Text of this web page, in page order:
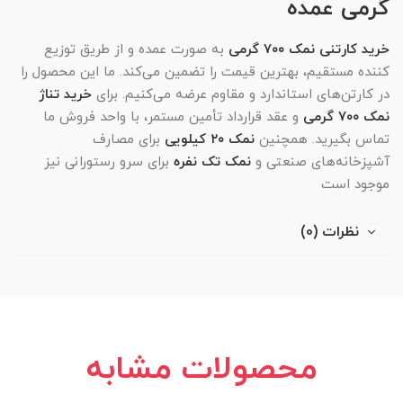
گرمی عمده
خرید کارتنی نمک ۷۰۰ گرمی
به صورت عمده و از طریق توزیع
کننده مستقیم، بهترین قیمت را تضمین می‌کند. ما این محصول را
در کارتن‌های استاندارد و مقاوم عرضه می‌کنیم. برای خرید تناژ
نمک ۷۰۰ گرمی
و عقد قرارداد تأمین مستمر، با واحد فروش ما
تماس بگیرید. همچنین نمک ۲۰ کیلویی
برای مصارف
آشپزخانه‌های صنعتی و نمک تک نفره برای سرو رستورانی نیز
موجود است
نظرات (0)
محصولات مشابه